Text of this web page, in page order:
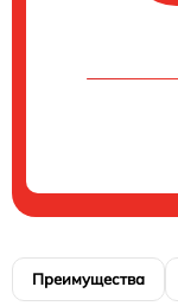
Преимущества